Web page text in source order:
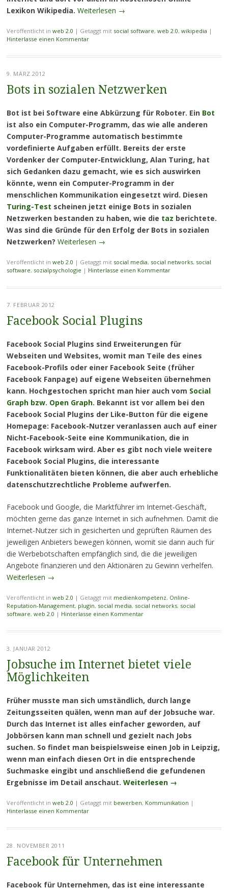
Lexikon Wikipedia. Weiterlesen →
Veröffentlicht in web 2.0 | Getaggt mit social software, web 2.0, wikipedia |
Hinterlasse einen Kommentar
9. MÄRZ 2012
Bots in sozialen Netzwerken
Bot ist bei Software eine Abkürzung für Roboter. Ein Bot
ist also ein Computer-Programm, das wie alle anderen
Computer-Programme automatisch bestimmte
vordefinierte Aufgaben erfüllt. Bereits der erste
Vordenker der Computer-Entwicklung, Alan Turing, hat
sich Gedanken dazu gemacht, wie es sich auswirken
könnte, wenn ein Computer-Programm in der
menschlichen Kommunikation eingesetzt wird. Diesen
Turing-Test scheinen jetzt einige Bots in sozialen
Netzwerken bestanden zu haben, wie die taz berichtete.
Was sind die Gründe für den Erfolg der Bots in sozialen
Netzwerken? Weiterlesen →
Veröffentlicht in web 2.0 | Getaggt mit social media, social networks, social
software, sozialpsychologie | Hinterlasse einen Kommentar
7. FEBRUAR 2012
Facebook Social Plugins
Facebook Social Plugins sind Erweiterungen für
Webseiten und Websites, womit man Teile des eines
Facebook-Profils oder einer Facebook Seite (früher
Facebook Fanpage) auf eigene Webseiten übernehmen
kann. Hochgestochen spricht man hier auch vom Social
Graph bzw. Open Graph. Bekannt ist vor allem bei den
Facebook Social Plugins der Like-Button für die eigene
Homepage: Facebook-Nutzer veranlassen auch auf einer
Nicht-Facebook-Seite eine Kommunikation, die in
Facebook wirksam wird. Aber es gibt noch viele weitere
Facebook Social Plugins, die interessante
Funktionalitäten bieten können, die aber auch erhebliche
datenschutzrechtliche Probleme aufwerfen.
Facebook und Google, die Marktführer im Internet-Geschäft,
möchten gerne das ganze Internet in sich aufnehmen. Damit die
Internet-Nutzer sich in gesicherten und geprüften Räumen des
jeweiligen Anbieters bewegen können, womit sie dann auch für
die Werbebotschaften empfänglich sind, die die jeweiligen
Angebote finanzieren und den Aktionären zu Gewinn verhelfen.
Weiterlesen →
Veröffentlicht in web 2.0 | Getaggt mit medienkompetenz, Online-
Reputation-Management, plugin, social media, social networks, social
software, web 2.0 | Hinterlasse einen Kommentar
3. JANUAR 2012
Jobsuche im Internet bietet viele
Möglichkeiten
Früher musste man sich umständlich, durch lange
Zeitungsseiten quälen, wenn man auf der Jobsuche war.
Durch das Internet ist alles einfacher geworden, auf
Jobbörsen kann man schnell und gezielt nach Jobs
suchen. So findet man beispielsweise einen Job in Leipzig,
wenn man einfach diesen Ort in die entsprechende
Suchmaske eingibt und anschließend die gefundenen
Ergebnisse im Detail anschaut. Weiterlesen →
Veröffentlicht in web 2.0 | Getaggt mit bewerben, Kommunikation |
Hinterlasse einen Kommentar
28. NOVEMBER 2011
Facebook für Unternehmen
Facebook für Unternehmen, das ist eine interessante